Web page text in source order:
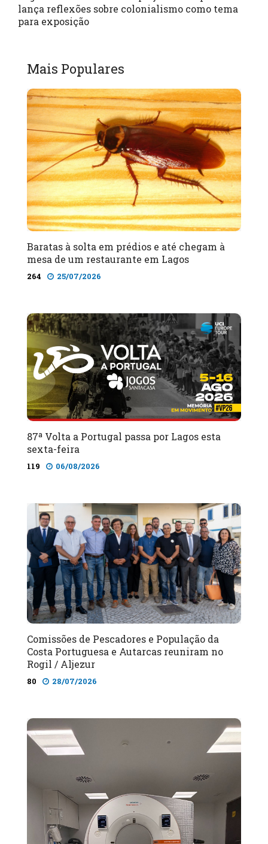
lança reflexões sobre colonialismo como tema
para exposição
Mais Populares
Baratas à solta em prédios e até chegam à
mesa de um restaurante em Lagos
264 25/07/2026
87ª Volta a Portugal passa por Lagos esta
sexta-feira
119 06/08/2026
Comissões de Pescadores e População da
Costa Portuguesa e Autarcas reuniram no
Rogil / Aljezur
80 28/07/2026